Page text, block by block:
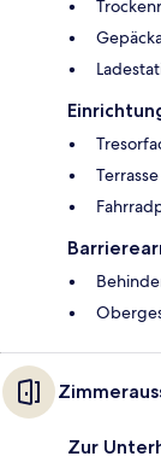
Terrasse
Zur